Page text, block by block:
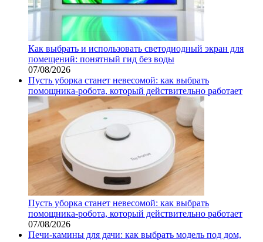
Как выбрать и использовать светодиодный экран для
помещений: понятный гид без воды
07/08/2026
Пусть уборка станет невесомой: как выбрать
помощника‑робота, который действительно работает
Пусть уборка станет невесомой: как выбрать
помощника‑робота, который действительно работает
07/08/2026
Печи-камины для дачи: как выбрать модель под дом,